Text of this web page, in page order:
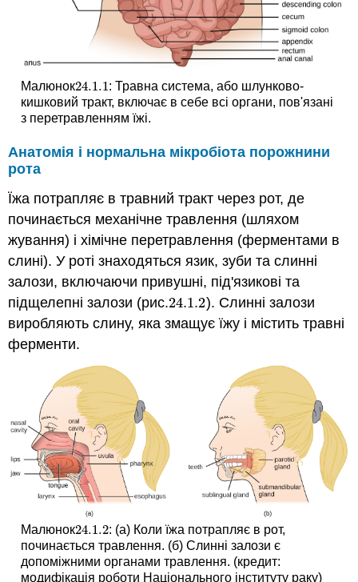
Малюнок24.1.1
24.1.1: Травна система, або шлунково-
кишковий тракт, включає в себе всі органи, пов'язані
з перетравленням їжі.
Анатомія і нормальна мікробіота порожнини
рота
Їжа потрапляє в травний тракт через рот, де
починається механічне травлення (шляхом
жування) і хімічне перетравлення (ферментами в
слині). У роті знаходяться язик, зуби та слинні
залози, включаючи привушні, під'язикові та
підщелепні залози (рис.24.1.2
24.1.2). Слинні залози
виробляють слину, яка змащує їжу і містить травні
ферменти.
Малюнок24.1.2
24.1.2: (а) Коли їжа потрапляє в рот,
починається травлення. (б) Слинні залози є
допоміжними органами травлення. (кредит:
модифікація роботи Національного інституту раку)